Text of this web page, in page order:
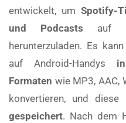
entwickelt, umSpotify-
und Podcasts auf
herunterzuladen. Es
auf Android-Handys
Formaten wie MP3, AAC,
konvertieren, und diese
gespeichert. Nach dem